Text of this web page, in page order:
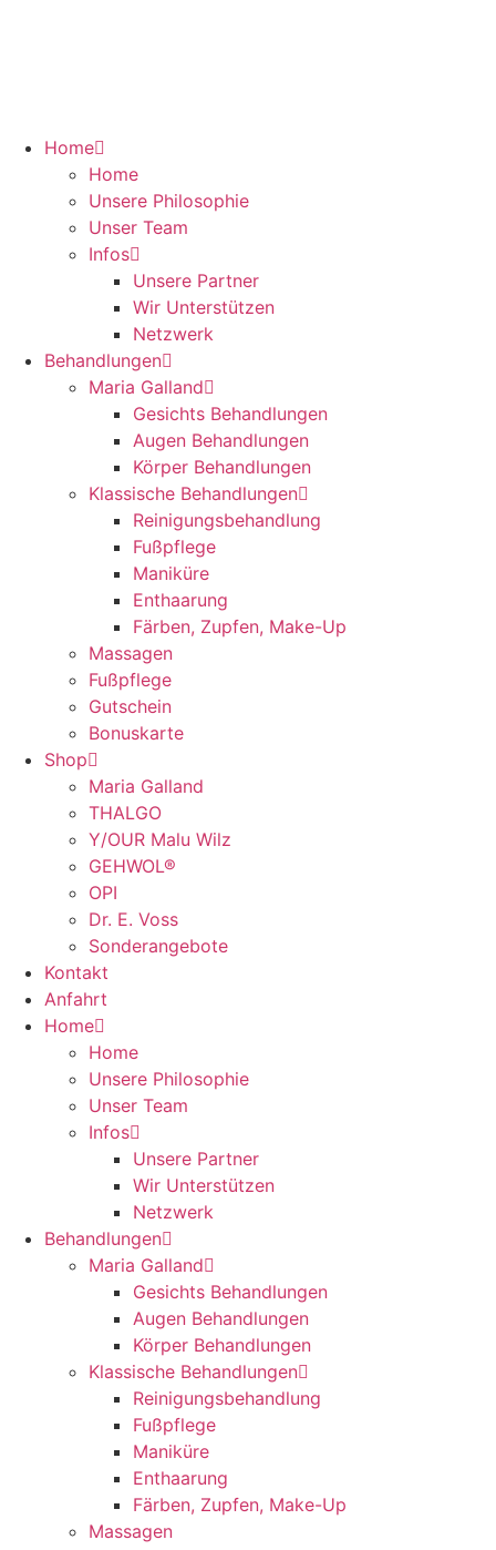
Home
Home
Unsere Philosophie
Unser Team
Infos
Unsere Partner
Wir Unterstützen
Netzwerk
Behandlungen
Maria Galland
Gesichts Behandlungen
Augen Behandlungen
Körper Behandlungen
Klassische Behandlungen
Reinigungsbehandlung
Fußpflege
Maniküre
Enthaarung
Färben, Zupfen, Make-Up
Massagen
Fußpflege
Gutschein
Bonuskarte
Shop
Maria Galland
THALGO
Y/OUR Malu Wilz
GEHWOL®
OPI
Dr. E. Voss
Sonderangebote
Kontakt
Anfahrt
Home
Home
Unsere Philosophie
Unser Team
Infos
Unsere Partner
Wir Unterstützen
Netzwerk
Behandlungen
Maria Galland
Gesichts Behandlungen
Augen Behandlungen
Körper Behandlungen
Klassische Behandlungen
Reinigungsbehandlung
Fußpflege
Maniküre
Enthaarung
Färben, Zupfen, Make-Up
Massagen